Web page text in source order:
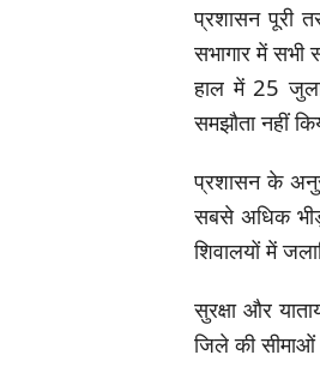
प्रशासन पूरी
सभागार में सभी
हाल में 25
समझौता नहीं
प्रशासन के
सबसे अधिक
शिवालयों में
सुरक्षा और
जिले की